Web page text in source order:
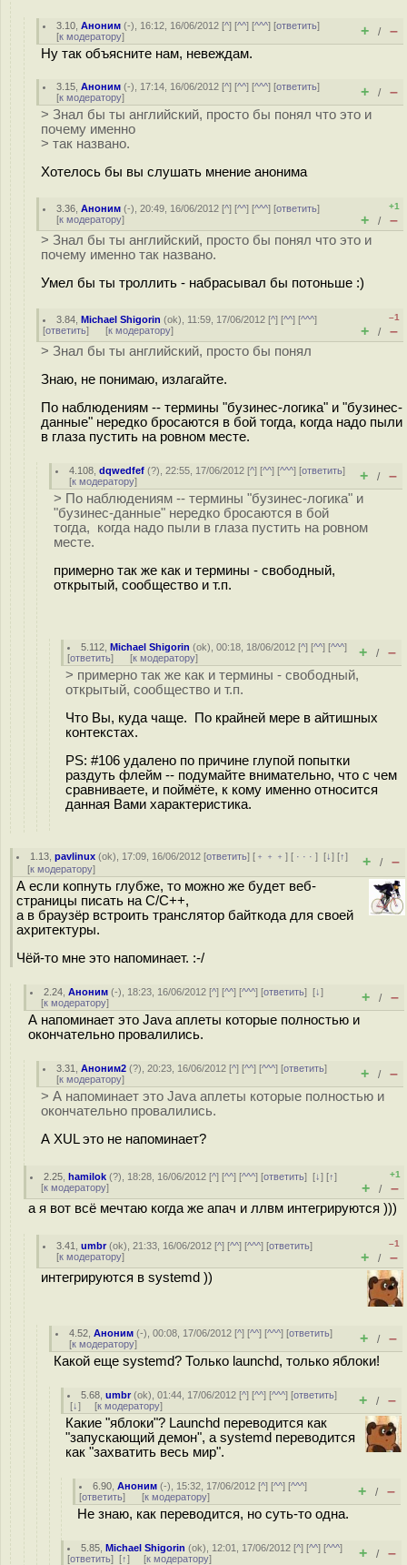
3.10 ,Аноним (-), 16:12, 16/06/2012 [^] [^^] [^^^] [ответить]
[к модератору] + / –
Ну так объясните нам, невеждам.
3.15 ,Аноним (-), 17:14, 16/06/2012 [^] [^^] [^^^] [ответить]
[к модератору] + / –
> Знал бы ты английский, просто бы понял что это и
почему именно
> так названо.
Хотелось бы вы слушать мнение анонима
3.36 ,Аноним (-), 20:49, 16/06/2012 [^] [^^] [^^^] [ответить]
[к модератору]
+1
+ / –
> Знал бы ты английский, просто бы понял что это и
почему именно так названо.
Умел бы ты троллить - набрасывал бы потоньше :)
3.84 ,Michael Shigorin (ok), 11:59, 17/06/2012 [^] [^^] [^^^]
[ответить] [к модератору]
–1
+ / –
> Знал бы ты английский, просто бы понял
Знаю, не понимаю, излагайте.
По наблюдениям -- термины "бузинес-логика" и "бузинес-
данные" нередко бросаются в бой тогда, когда надо пыли
в глаза пустить на ровном месте.
4.108 ,dqwedfef (?), 22:55, 17/06/2012 [^] [^^] [^^^] [ответить]
[к модератору] + / –
> По наблюдениям -- термины "бузинес-логика" и
"бузинес-данные" нередко бросаются в бой
тогда, когда надо пыли в глаза пустить на ровном
месте.
примерно так же как и термины - свободный,
открытый, сообщество и т.п.
5.112 ,Michael Shigorin (ok), 00:18, 18/06/2012 [^] [^^] [^^^]
[ответить] [к модератору] + / –
> примерно так же как и термины - свободный,
открытый, сообщество и т.п.
Что Вы, куда чаще. По крайней мере в айтишных
контекстах.
PS: #106 удалено по причине глупой попытки
раздуть флейм -- подумайте внимательно, что с чем
сравниваете, и поймёте, к кому именно относится
данная Вами характеристика.
1.13 ,pavlinux (ok), 17:09, 16/06/2012 [ответить] [ ﹢﹢﹢] [ · · ·][↓] [↑]
[к модератору] + / –
А если копнуть глубже, то можно же будет веб-
страницы писать на С/С++,
а в браузёр встроить транслятор байткода для своей
ахритектуры.
Чёй-то мне это напоминает. :-/
2.24 ,Аноним (-), 18:23, 16/06/2012 [^] [^^] [^^^] [ответить][↓]
[к модератору] + / –
А напоминает это Java аплеты которые полностью и
окончательно провалились.
3.31 ,Аноним2 (?), 20:23, 16/06/2012 [^] [^^] [^^^] [ответить]
[к модератору] + / –
> А напоминает это Java аплеты которые полностью и
окончательно провалились.
А XUL это не напоминает?
2.25 ,hamilok (?), 18:28, 16/06/2012 [^] [^^] [^^^] [ответить][↓] [↑]
[к модератору]
+1
+ / –
а я вот всё мечтаю когда же апач и ллвм интегрируются )))
3.41 ,umbr(ok), 21:33, 16/06/2012 [^] [^^] [^^^] [ответить]
[к модератору]
–1
+ / –
интегрируются в systemd ))
4.52 ,Аноним (-), 00:08, 17/06/2012 [^] [^^] [^^^] [ответить]
[к модератору] + / –
Какой еще systemd? Только launchd, только яблоки!
5.68 ,umbr(ok), 01:44, 17/06/2012 [^] [^^] [^^^] [ответить]
[↓] [к модератору] + / –
Какие "яблоки"? Launchd переводится как
"запускающий демон", а systemd переводится
как "захватить весь мир".
6.90 ,Аноним (-), 15:32, 17/06/2012 [^] [^^] [^^^]
[ответить] [к модератору] + / –
Не знаю, как переводится, но суть-то одна.
5.85 ,Michael Shigorin (ok), 12:01, 17/06/2012 [^] [^^] [^^^]
[ответить] [↑] [к модератору] + / –